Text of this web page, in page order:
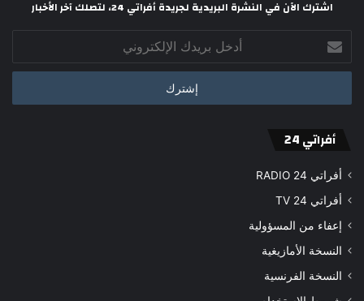
اشترك الآن في النشرة البريدية لجريدة أفراتي 24، لتصلك آخر الأخبار
بريدك
الإلكتروني
أفراتي 24
أفراتي 24 RADIO
أفراتي 24 TV
إعفاء من المسؤولية
النسخة الأمازيغية
النسخة الفرنسية